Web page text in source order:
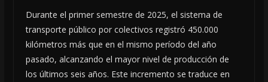
Durante el primer semestre de 2025, el sistema de
transporte público por colectivos registró 450.000
kilómetros más que en el mismo período del año
pasado, alcanzando el mayor nivel de producción de
los últimos seis años. Este incremento se traduce en